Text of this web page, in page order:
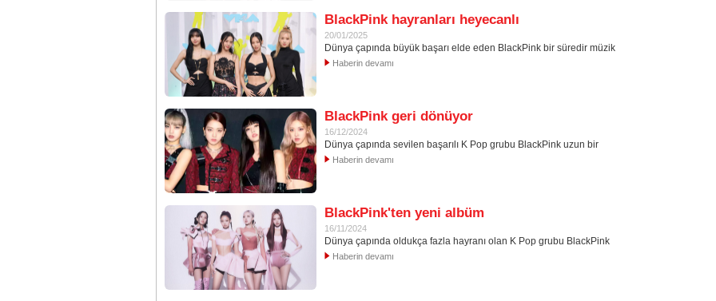
BlackPink hayranları heyecanlı
20/01/2025
Dünya çapında büyük başarı elde eden BlackPink bir süredir müzik
Haberin devamı
BlackPink geri dönüyor
16/12/2024
Dünya çapında sevilen başarılı K Pop grubu BlackPink uzun bir
Haberin devamı
BlackPink'ten yeni albüm
16/11/2024
Dünya çapında oldukça fazla hayranı olan K Pop grubu BlackPink
Haberin devamı